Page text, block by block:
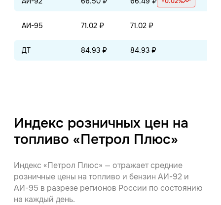
АИ-95 71.02 ₽ 71.02 ₽
ДТ 84.93 ₽ 84.93 ₽
Индекс розничных цен на
топливо «Петрол Плюс»
Индекс «Петрол Плюс» — отражает средние
розничные цены на топливо и бензин АИ-92 и
АИ-95 в разрезе регионов России по состоянию
на каждый день.